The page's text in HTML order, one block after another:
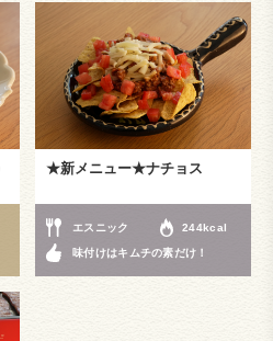
★新メニュー★ナチョス
エスニック 244kcal
味付けはキムチの素だけ！